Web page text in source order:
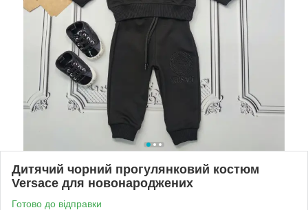
Дитячий чорний прогулянковий костюм
Versace для новонароджених
Готово до відправки